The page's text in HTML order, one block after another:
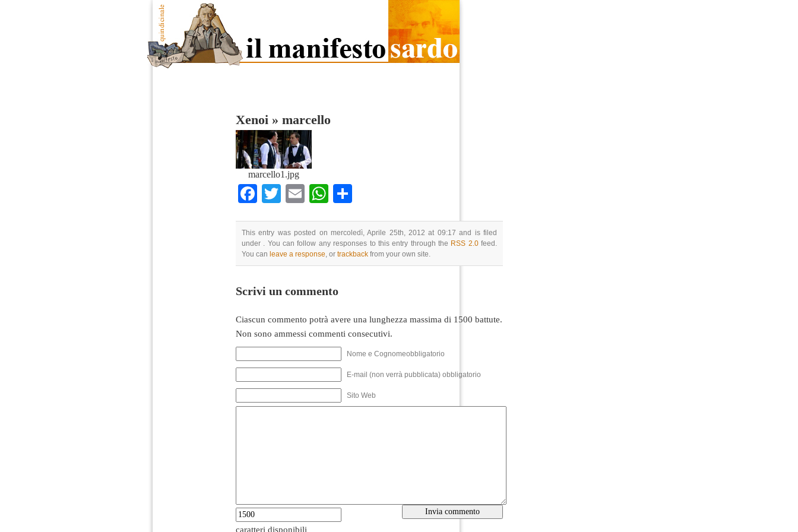
Xenoi » marcello
marcello1.jpg
Facebook
TwitterEmailWhatsApp
This entry was posted on mercoledì, Aprile 25th, 2012 at 09:17 and is filed
under . You can follow any responses to this entry through the RSS 2.0feed.
You can leave a response, or trackback from your own site.
Scrivi un commento
Ciascun commento potrà avere una lunghezza massima di 1500 battute.
Non sono ammessi commenti consecutivi.
Nome e Cognomeobbligatorio
E-mail (non verrà pubblicata) obbligatorio
Sito Web
caratteri disponibili